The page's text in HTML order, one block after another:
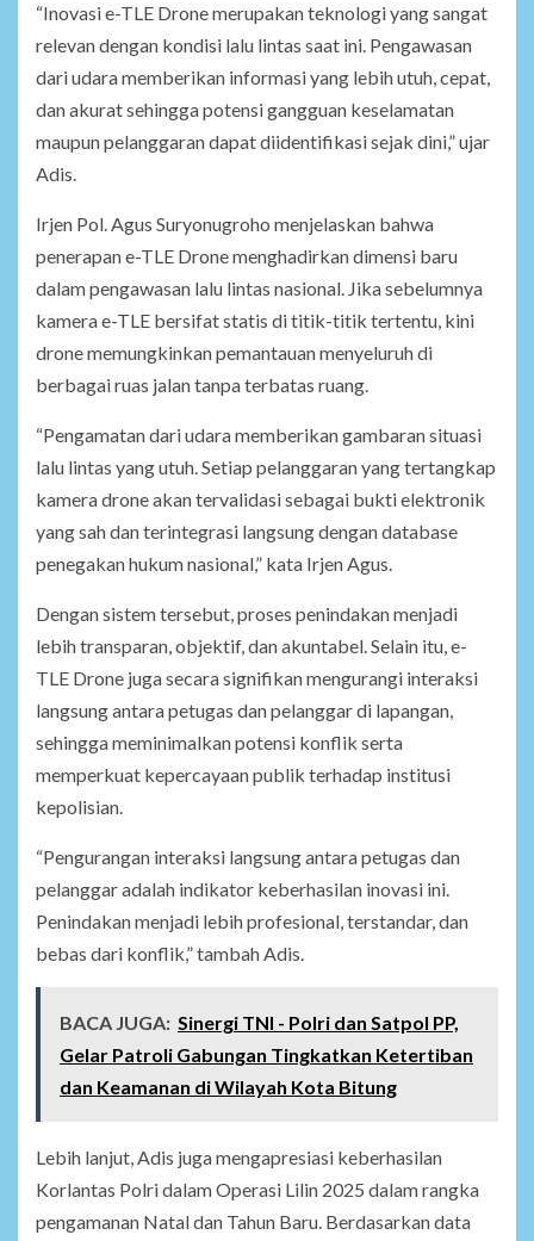
“Inovasi e-TLE Drone merupakan teknologi yang sangat
relevan dengan kondisi lalu lintas saat ini. Pengawasan
dari udara memberikan informasi yang lebih utuh, cepat,
dan akurat sehingga potensi gangguan keselamatan
maupun pelanggaran dapat diidentifikasi sejak dini,” ujar
Adis.
Irjen Pol. Agus Suryonugroho menjelaskan bahwa
penerapan e-TLE Drone menghadirkan dimensi baru
dalam pengawasan lalu lintas nasional. Jika sebelumnya
kamera e-TLE bersifat statis di titik-titik tertentu, kini
drone memungkinkan pemantauan menyeluruh di
berbagai ruas jalan tanpa terbatas ruang.
“Pengamatan dari udara memberikan gambaran situasi
lalu lintas yang utuh. Setiap pelanggaran yang tertangkap
kamera drone akan tervalidasi sebagai bukti elektronik
yang sah dan terintegrasi langsung dengan database
penegakan hukum nasional,” kata Irjen Agus.
Dengan sistem tersebut, proses penindakan menjadi
lebih transparan, objektif, dan akuntabel. Selain itu, e-
TLE Drone juga secara signifikan mengurangi interaksi
langsung antara petugas dan pelanggar di lapangan,
sehingga meminimalkan potensi konflik serta
memperkuat kepercayaan publik terhadap institusi
kepolisian.
“Pengurangan interaksi langsung antara petugas dan
pelanggar adalah indikator keberhasilan inovasi ini.
Penindakan menjadi lebih profesional, terstandar, dan
bebas dari konflik,” tambah Adis.
BACA JUGA: Sinergi TNI - Polri dan Satpol PP,
Gelar Patroli Gabungan Tingkatkan Ketertiban
dan Keamanan di Wilayah Kota Bitung
Lebih lanjut, Adis juga mengapresiasi keberhasilan
Korlantas Polri dalam Operasi Lilin 2025 dalam rangka
pengamanan Natal dan Tahun Baru. Berdasarkan data